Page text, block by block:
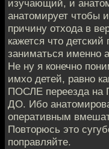
изучающий, и
анатомирует чтобы
причину отхода в
кажется что
заниматься именно
Не ну я конечно
имхо детей, равно
ПОСЛЕ переезда на
ДО. Ибо
оперативным
Повторюсь это
поправляйте.